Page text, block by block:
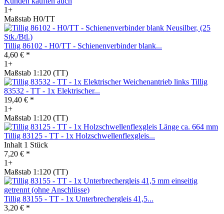
1+
Maßstab H0/TT
Tillig 86102 - H0/TT - Schienenverbinder blank...
4,60 € *
1+
Maßstab 1:120 (TT)
Tillig
83532 - TT - 1x Elektrischer...
19,40 € *
1+
Maßstab 1:120 (TT)
Tillig 83125 - TT - 1x Holzschwellenflexgleis...
Inhalt 1 Stück
7,20 € *
1+
Maßstab 1:120 (TT)
Tillig 83155 - TT - 1x Unterbrechergleis 41,5...
3,20 € *